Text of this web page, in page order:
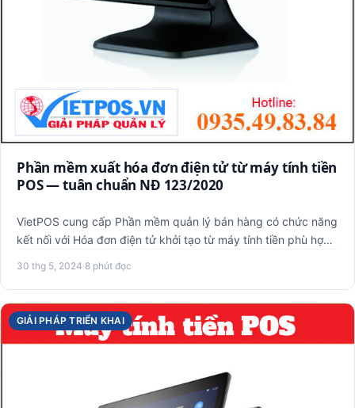
Phần mềm xuất hóa đơn điện tử từ máy tính tiền
POS — tuân chuẩn NĐ 123/2020
VietPOS cung cấp Phần mềm quản lý bán hàng có chức năng
kết nối với Hóa đơn điện tử khởi tạo từ máy tính tiền phù hợp
30 thg 5, 2024·8 phút đọc
GIẢI PHÁP TRIỂN KHAI